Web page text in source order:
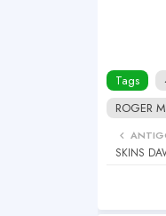
Tags
ROGER
SKINS